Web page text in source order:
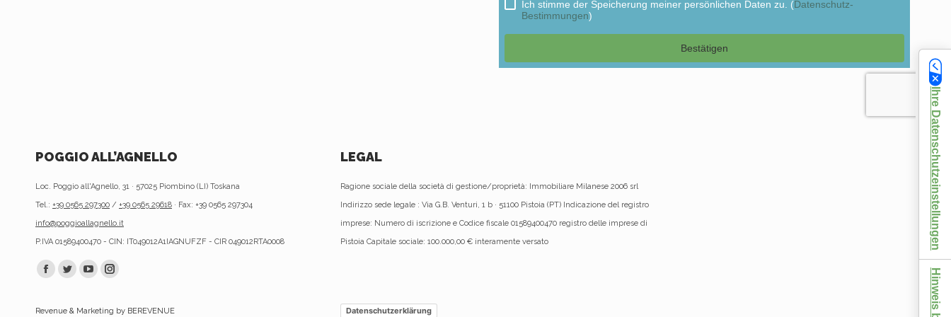
POGGIO ALL’AGNELLO
Loc. Poggio all'Agnello, 31 · 57025 Piombino (LI) Toskana
Tel.: +39 0565 297300 / +39 0565 29618 · Fax: +39 0565 297304
info@poggioallagnello.it
P.IVA 01589400470 - CIN: IT049012A1IAGNUFZF - CIR 049012RTA0008
Finden Sie uns auf:
Facebook
opens
Twitter
opens
YouTube
opens
Instagram
opens
LEGAL
Ragione sociale della società di gestione/proprietà: Immobiliare Milanese 2006 srl
Indirizzo sede legale : Via G.B. Venturi, 1 b · 51100 Pistoia (PT) Indicazione del registro
imprese: Numero di iscrizione e Codice fiscale 01589400470 registro delle imprese di
Pistoia Capitale sociale: 100.000,00 € interamente versato
Revenue & Marketing by BEREVENUE Datenschutzerklärung
Ihre Datenschutzeinstellungen